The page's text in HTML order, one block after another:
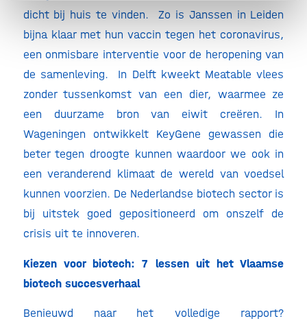
dicht bij huis te vinden. Zo is Janssen in Leiden
bijna klaar met hun vaccin tegen het coronavirus,
een onmisbare interventie voor de heropening van
de samenleving. In Delft kweekt Meatable vlees
zonder tussenkomst van een dier, waarmee ze
een duurzame bron van eiwit creëren. In
Wageningen ontwikkelt KeyGene gewassen die
beter tegen droogte kunnen waardoor we ook in
een veranderend klimaat de wereld van voedsel
kunnen voorzien. De Nederlandse biotech sector is
bij uitstek goed gepositioneerd om onszelf de
crisis uit te innoveren.
Kiezen voor biotech: 7 lessen uit het Vlaamse
biotech succesverhaal
Benieuwd naar het volledige rapport?